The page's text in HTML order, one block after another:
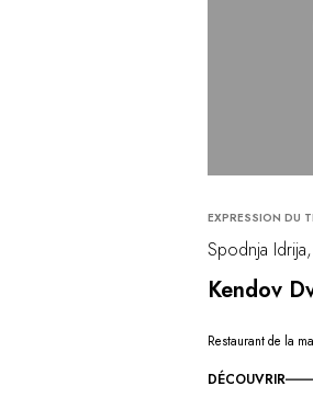
EXPRESSION DU
Spodnja
Kendov
Restaurant de la
DÉCOUVRIR